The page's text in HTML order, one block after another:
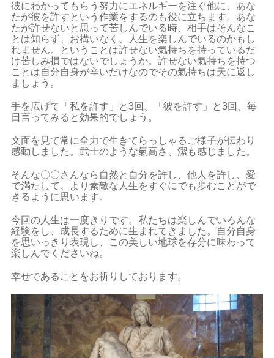
彼にわかってもらう努力にエネルギーを注ぐ他に、あな
たが彼を許すという作業をするのも役に立ちます。あな
たが許せないと思って苦しんでいる時、相手はそんなこ
とは知らず、お構いなく、人生を楽しんでいるのかもし
れません。ということは許せない氣持ちを持っているだ
け苦しみ損ではないでしょうか。許せない氣持ちを持つ
ことは自分自身が辛いだけなのでその氣持ちは天に返し
ましょう。
手を広げて「私を許す」と3回、「彼を許す」と3回、毎
日言ってみると効果的でしょう。
文面を見て常に全力で生きてらっしゃるご様子が伝わり
感動しました。武士のような氣高さ、潔も感じました。
そんな〇〇さんなら自然と自分を許し、他人を許し、愛
で満たして、より素敵な人生をすぐにでも歩むことがで
きるように思います。
今回の人生は一度きりです。私たちは楽しんでいろんな
経験をし、成長するために生まれてきました。自分自身
を思いっきり表現し、この美しい地球を存分に味わって
楽しんでくださいね。
幸せであることをお祈りしております。